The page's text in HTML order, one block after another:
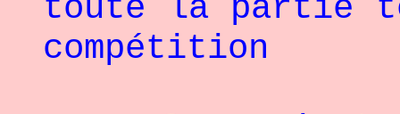
toute la partie
compétition